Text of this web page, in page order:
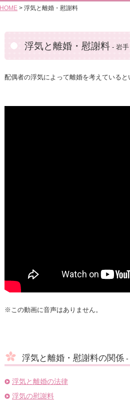
浮気と離婚・慰謝料 - 岩手
配偶者の浮気によって離婚を考えている
※この動画に音声はありません。
浮気と離婚・慰謝料の関係 -
浮気と離婚の法律
浮気の慰謝料
HOME > 浮気と離婚・慰謝料